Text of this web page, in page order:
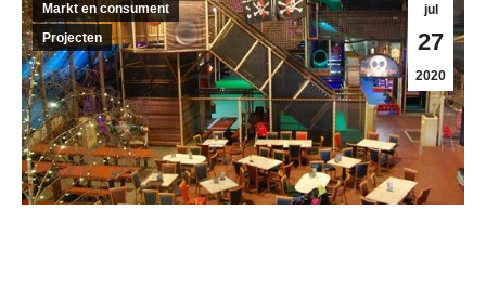
jul
27
2020
Markt en consument
Projecten